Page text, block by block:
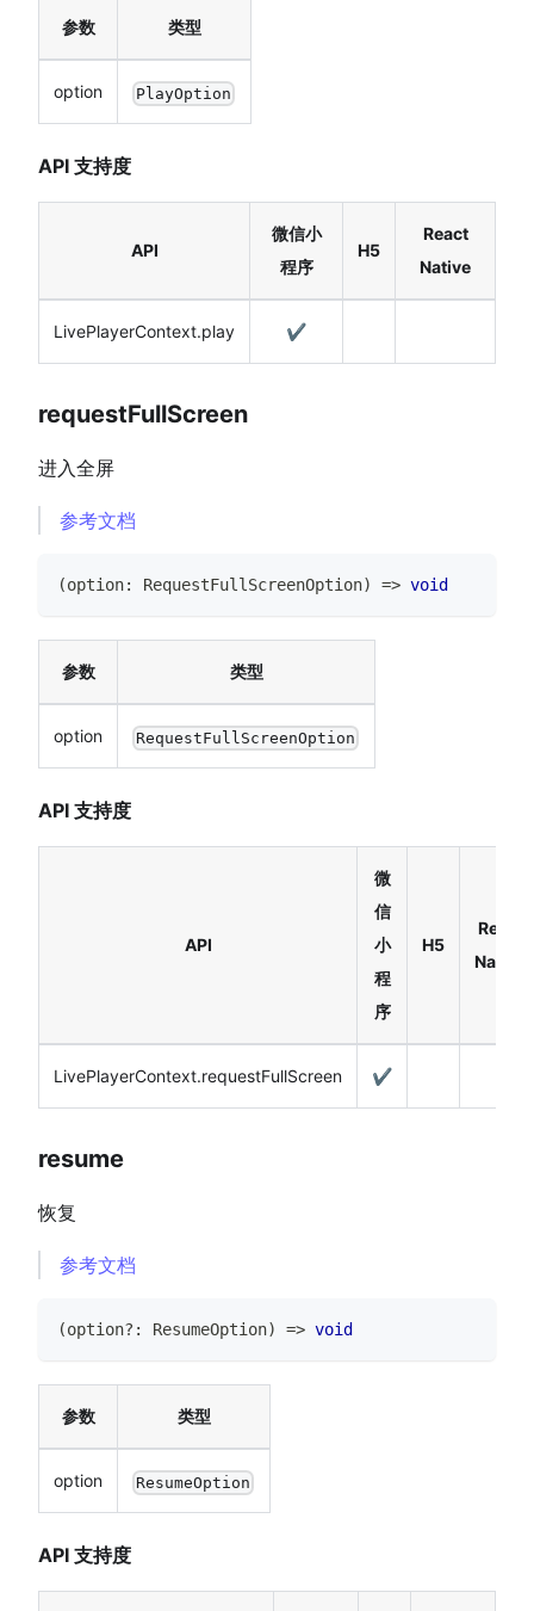
参数 类型
option PlayOption
API 支持度
API
微信小
程序
H5
React
Native
LivePlayerContext.play ✔️
requestFullScreen
进入全屏
参考文档
(option: RequestFullScreenOption) => void
参数 类型
option RequestFullScreenOption
API 支持度
API
微
信
小
程
序
H5
React
Native
LivePlayerContext.requestFullScreen ✔️
resume
恢复
参考文档
(option? : ResumeOption) => void
参数 类型
option ResumeOption
API 支持度